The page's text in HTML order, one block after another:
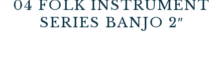
04 FOLK INSTRUMENT
SERIES BANJO 2″